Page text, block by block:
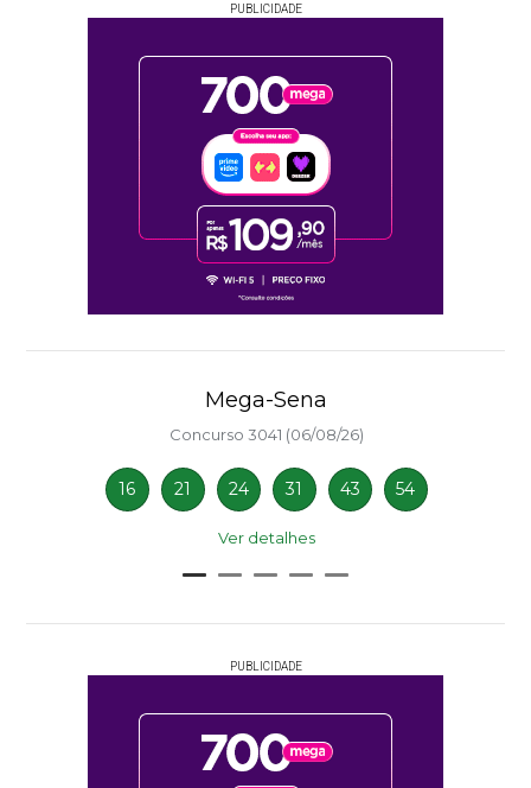
PUBLICIDADE
Mega-Sena
Concurso 3041 (06/08/26)
16 21 24 31 43 54
Ver detalhes
PUBLICIDADE